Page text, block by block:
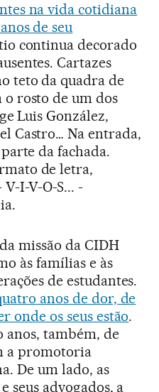
na vida cotidiana
de seu
continua decorado
Cartazes
teto da quadra de
o rosto de um dos
Luis González,
Castro… Na entrada,
da fachada.
de letra,
I-V-O-S... -
missão da CIDH
às famílias e às
de estudantes.
anos de dor, de
onde os seus estão.
anos, também, de
a promotoria
De um lado, as
seus advogados, a